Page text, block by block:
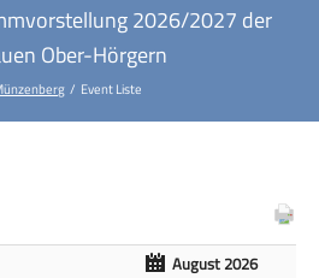
2026/2027 der
Ober-Hörgern
Event Liste
August 2026